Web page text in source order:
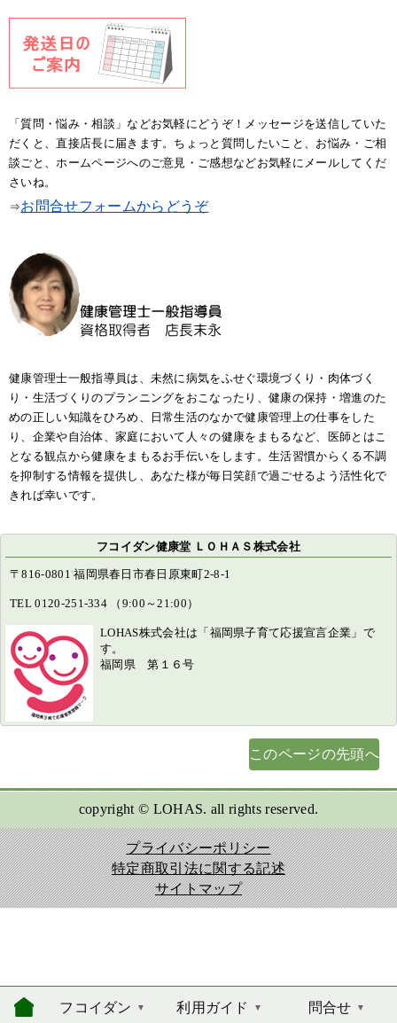
このページの先頭へ
「質問・悩み・相談」などお気軽にどうぞ！メッセージを送信していた
だくと、直接店長に届きます。ちょっと質問したいこと、お悩み・ご相
談ごと、ホームページへのご意見・ご感想などお気軽にメールしてくだ
さいね。
⇒お問合せフォームからどうぞ
健康管理士一般指導員は、未然に病気をふせぐ環境づくり・肉体づく
り・生活づくりのプランニングをおこなったり、健康の保持・増進のた
めの正しい知識をひろめ、日常生活のなかで健康管理上の仕事をした
り、企業や自治体、家庭において人々の健康をまもるなど、医師とはこ
となる観点から健康をまもるお手伝いをします。生活習慣からくる不調
を抑制する情報を提供し、あなた様が毎日笑顔で過ごせるよう活性化で
きれば幸いです。
フコイダン健康堂 ＬＯＨＡＳ株式会社
〒816-0801 福岡県春日市春日原東町2-8-1
TEL 0120-251-334 （9:00～21:00）
LOHAS株式会社は「福岡県子育て応援宣言企業」で
す。
福岡県 第１６号
copyright © LOHAS. all rights reserved.
プライバシーポリシー
特定商取引法に関する記述
サイトマップ
フコイダン 利用ガイド 問合せ